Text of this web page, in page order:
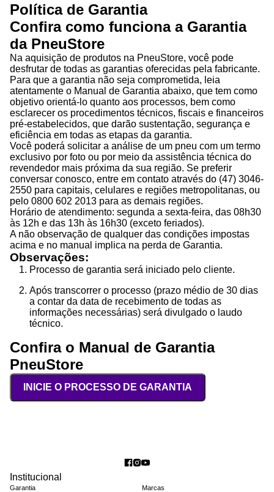
Política de Garantia
Confira como funciona a Garantia
da PneuStore
Na aquisição de produtos na PneuStore, você pode
desfrutar de todas as garantias oferecidas pela fabricante.
Para que a garantia não seja comprometida, leia
atentamente o Manual de Garantia abaixo, que tem como
objetivo orientá-lo quanto aos processos, bem como
esclarecer os procedimentos técnicos, fiscais e financeiros
pré-estabelecidos, que darão sustentação, segurança e
eficiência em todas as etapas da garantia.
Você poderá solicitar a análise de um pneu com um termo
exclusivo por foto ou por meio da assistência técnica do
revendedor mais próxima da sua região. Se preferir
conversar conosco, entre em contato através do (47) 3046-
2550 para capitais, celulares e regiões metropolitanas, ou
pelo 0800 602 2013 para as demais regiões.
Horário de atendimento: segunda a sexta-feira, das 08h30
às 12h e das 13h às 16h30 (exceto feriados).
A não observação de qualquer das condições impostas
acima e no manual implica na perda de Garantia.
Observações:
Processo de garantia será iniciado pelo cliente.
Após transcorrer o processo (prazo médio de 30 dias
a contar da data de recebimento de todas as
informações necessárias) será divulgado o laudo
técnico.
Confira o Manual de Garantia
PneuStore
INICIE O PROCESSO DE GARANTIA
Institucional
Garantia
Marcas